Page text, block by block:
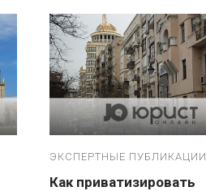
ЭКСПЕРТНЫЕ ПУБЛИКАЦИИ
Как приватизировать